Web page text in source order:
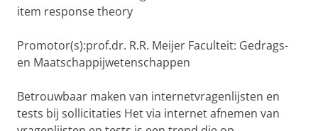
item response theory
Promotor(s):prof.dr. R.R. Meijer Faculteit: Gedrags-
en Maatschappijwetenschappen
Betrouwbaar maken van internetvragenlijsten en
tests bij sollicitaties Het via internet afnemen van